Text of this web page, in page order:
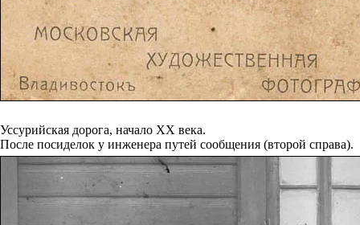
Уссурийская дорога, начало XX века.
После посиделок у инженера путей сообщения (второй справа).